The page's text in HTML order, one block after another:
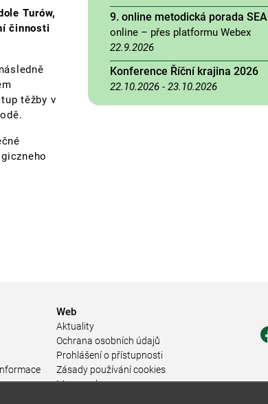
Turów,
činnosti
těžby v
9. online metodická porada SEA
online – přes platformu Webex
22.9.2026
Konference Říční krajina 2026
22.10.2026 - 23.10.2026
Web
Aktuality
Ochrana osobních údajů
Prohlášení o přístupnosti
Zásady používání cookies
Mapa webu